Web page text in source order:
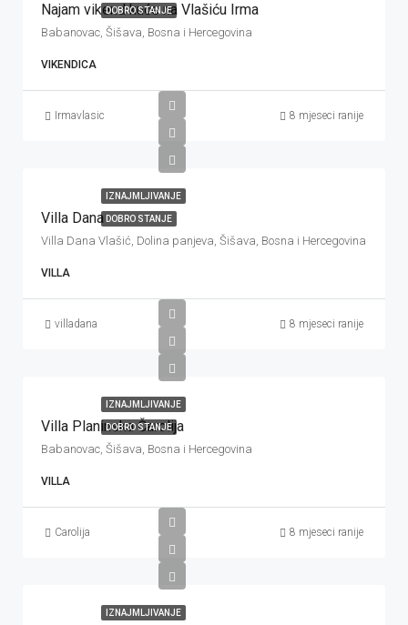
DOBRO STANJE
Najam vikend kuće na Vlašiću Irma
Babanovac, Šišava, Bosna i Hercegovina
VIKENDICA
Irmavlasic 8 mjeseci ranije
IZNAJMLJIVANJE
DOBRO STANJE
Villa Dana
Villa Dana Vlašić, Dolina panjeva, Šišava, Bosna i Hercegovina
VILLA
villadana 8 mjeseci ranije
IZNAJMLJIVANJE
DOBRO STANJE
Villa Planinska Čarolija
Babanovac, Šišava, Bosna i Hercegovina
VILLA
Carolija 8 mjeseci ranije
IZNAJMLJIVANJE